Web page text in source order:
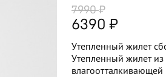
7990
6390
Утепленный жилет
Утепленный жилет из
влагоотталкивающей